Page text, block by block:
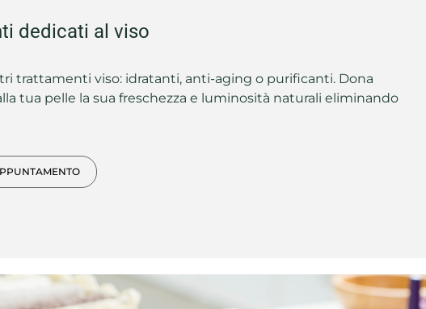
dedicati al viso
trattamenti viso: idratanti, anti-aging o purificanti. Dona
tua pelle la sua freschezza e luminosità naturali eliminando